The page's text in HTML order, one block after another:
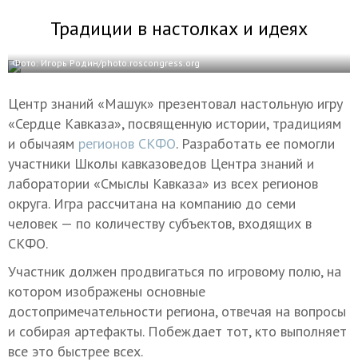
Традиции в настолках и идеях
Фото: Игорь Родин/photo.roscongress.org
Центр знаний «Машук» презентовал настольную игру
«Сердце Кавказа», посвященную истории, традициям
и обычаям регионов СКФО. Разработать ее помогли
участники Школы кавказоведов Центра знаний и
лаборатории «Смыслы Кавказа» из всех регионов
округа. Игра рассчитана на компанию до семи
человек — по количеству субъектов, входящих в
СКФО.
Участник должен продвигаться по игровому полю, на
котором изображены основные
достопримечательности региона, отвечая на вопросы
и собирая артефакты. Побеждает тот, кто выполняет
все это быстрее всех.